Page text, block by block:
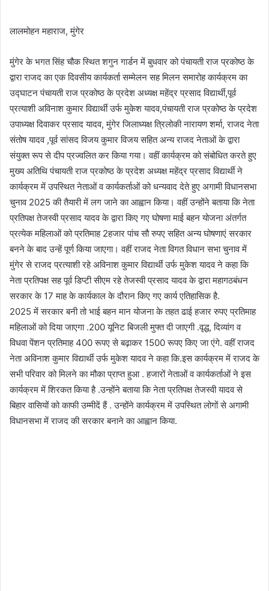
लालमोहन महाराज, मुंगेर
मुंगेर के भगत सिंह चौक स्थित शगुन गार्डन में बुधवार को पंचायती राज प्रकोष्ठ के
द्वारा राजद का एक दिवसीय कार्यकर्ता सम्मेलन सह मिलन समारोह कार्यक्रम का
उद्घाटन पंचायती राज प्रकोष्ठ के प्रदेश अध्यक्ष महेंद्र प्रसाद विद्यार्थी,पूर्व
प्रत्याशी अविनाश कुमार विद्यार्थी उर्फ मुकेश यादव,पंचायती राज प्रकोष्ठ के प्रदेश
उपाध्यक्ष दिवाकर प्रसाद यादव, मुंगेर जिलाध्यक्ष त्रिलोकी नारायण शर्मा, राजद नेता
संतोष यादव ,पूर्व सांसद विजय कुमार विजय सहित अन्य राजद नेताओं के द्वारा
संयुक्त रूप से दीप प्रज्वलित कर किया गया। वहीं कार्यक्रम को संबोधित करते हुए
मुख्य अतिथि पंचायती राज प्रकोष्ठ के प्रदेश अध्यक्ष महेंद्र प्रसाद विद्यार्थी ने
कार्यक्रम में उपस्थित नेताओं व कार्यकर्ताओं को धन्यवाद देते हुए अगामी विधानसभा
चुनाव 2025 की तैयारी में लग जाने का आह्वान किया। वहीं उन्होंने बताया कि नेता
प्रतिपक्ष तेजस्वी प्रसाद यादव के द्वारा किए गए घोषणा माई बहन योजना अंतर्गत
प्रत्येक महिलाओं को प्रतिमाह 2हजार पांच सौ रुपए सहित अन्य घोषणाएं सरकार
बनने के बाद उन्हें पूर्ण किया जाएगा। वहीं राजद नेता विगत विधान सभा चुनाव में
मुंगेर से राजद प्रत्याशी रहे अविनाश कुमार विद्यार्थी उर्फ मुकेश यादव ने कहा कि
नेता प्रतिपक्ष सह पूर्व डिप्टी सीएम रहे तेजस्वी प्रसाद यादव के द्वारा महागठबंधन
सरकार के 17 माह के कार्यकाल के दौरान किए गए कार्य एतिहासिक है.
2025 में सरकार बनी तो भाई बहन मान योजना के तहत ढाई हजार रुपए प्रतिमाह
महिलाओं को दिया जाएगा .200 यूनिट बिजली मुफ्त दी जाएगी .वृद्ध, दिव्यांग व
विधवा पेंशन प्रतिमाह 400 रूपए से बढ़ाकर 1500 रूपए किए जा एंगे. वहीं राजद
नेता अविनाश कुमार विद्यार्थी उर्फ मुकेश यादव ने कहा कि.इस कार्यक्रम में राजद के
सभी परिवार को मिलने का मौका प्राप्त हुआ . हजारों नेताओं व कार्यकर्ताओं ने इस
कार्यक्रम में शिरकत किया है .उन्होंने बताया कि नेता प्रतिपक्ष तेजस्वी यादव से
बिहार वासियों को काफी उम्मीदें हैं . उन्होंने कार्यक्रम में उपस्थित लोगों से अगामी
विधानसभा में राजद की सरकार बनाने का आह्वान किया.